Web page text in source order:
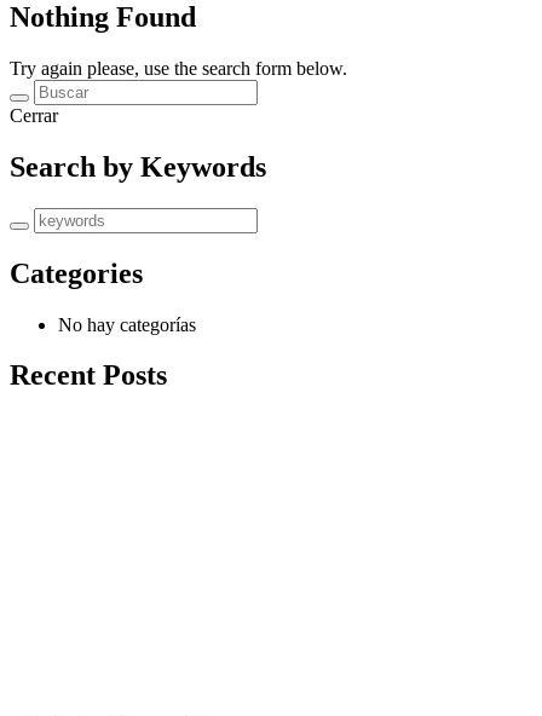
Nothing Found
Try again please, use the search form below.
Cerrar
Search by Keywords
Categories
No hay categorías
Recent Posts